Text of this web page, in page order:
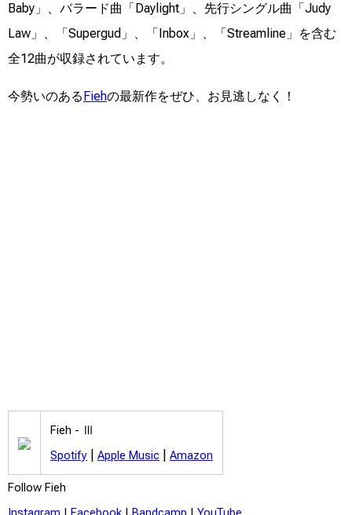
Baby」、バラード曲「Daylight」、先行シングル曲「Judy
Law」、「Supergud」、「Inbox」、「Streamline」を含む
全12曲が収録されています。
今勢いのあるFiehの最新作をぜひ、お見逃しなく！
Fieh - Ⅲ
Spotify
Apple Music Amazon
Follow Fieh